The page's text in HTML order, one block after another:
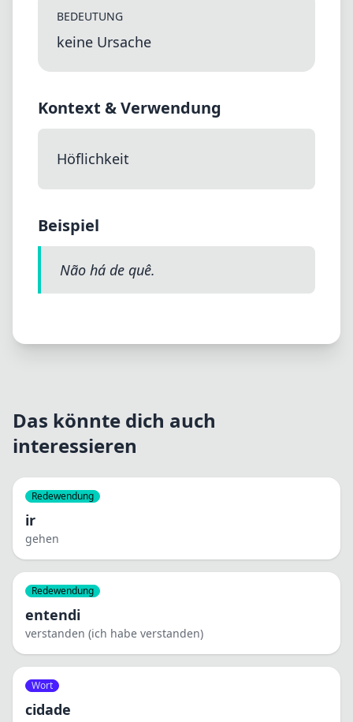
BEDEUTUNG
keine Ursache
Kontext & Verwendung
Höflichkeit
Beispiel
Não há de quê.
Das könnte dich auch
interessieren
Redewendung
ir
gehen
Redewendung
entendi
verstanden (ich habe verstanden)
Wort
cidade